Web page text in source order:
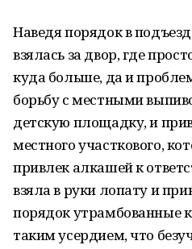
Наведя порядок в
взялась за двор, где
куда больше, да и
борьбу с местными
детскую площадку, и
местного участкового,
привлек алкашей к
взяла в руки лопату и
порядок утрамбованные
таким усердием, что